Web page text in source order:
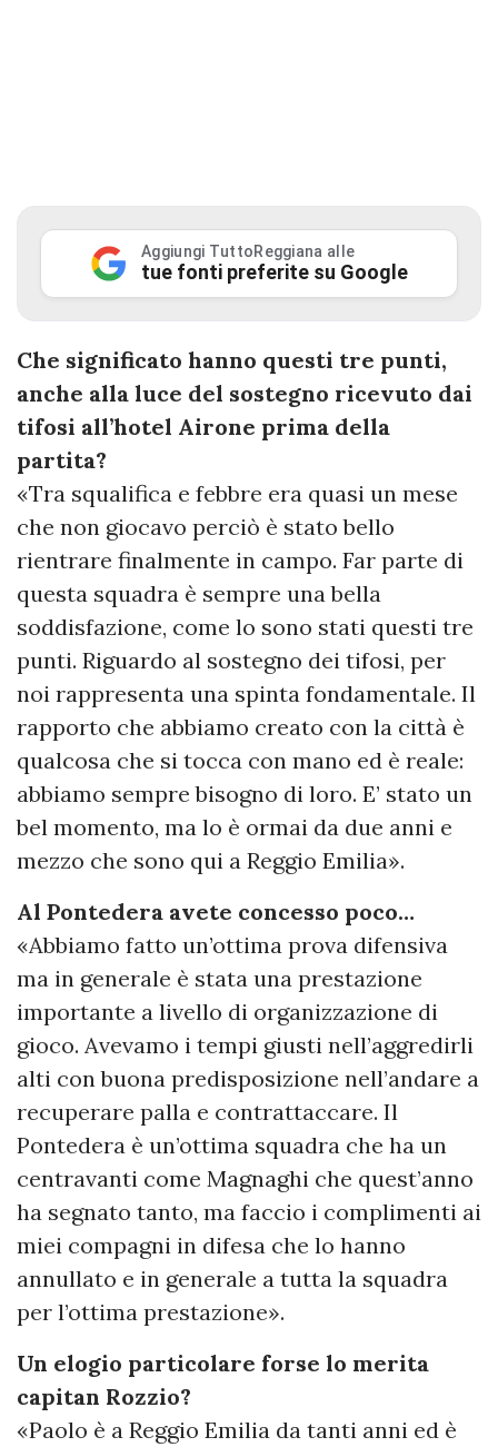
Aggiungi TuttoReggiana alle
tue fonti preferite su Google
Che significato hanno questi tre punti,
anche alla luce del sostegno ricevuto dai
tifosi all’hotel Airone prima della
partita?
«Tra squalifica e febbre era quasi un mese
che non giocavo perciò è stato bello
rientrare finalmente in campo. Far parte di
questa squadra è sempre una bella
soddisfazione, come lo sono stati questi tre
punti. Riguardo al sostegno dei tifosi, per
noi rappresenta una spinta fondamentale. Il
rapporto che abbiamo creato con la città è
qualcosa che si tocca con mano ed è reale:
abbiamo sempre bisogno di loro. E’ stato un
bel momento, ma lo è ormai da due anni e
mezzo che sono qui a Reggio Emilia».
Al Pontedera avete concesso poco…
«Abbiamo fatto un’ottima prova difensiva
ma in generale è stata una prestazione
importante a livello di organizzazione di
gioco. Avevamo i tempi giusti nell’aggredirli
alti con buona predisposizione nell’andare a
recuperare palla e contrattaccare. Il
Pontedera è un’ottima squadra che ha un
centravanti come Magnaghi che quest’anno
ha segnato tanto, ma faccio i complimenti ai
miei compagni in difesa che lo hanno
annullato e in generale a tutta la squadra
per l’ottima prestazione».
Un elogio particolare forse lo merita
capitan Rozzio?
«Paolo è a Reggio Emilia da tanti anni ed è